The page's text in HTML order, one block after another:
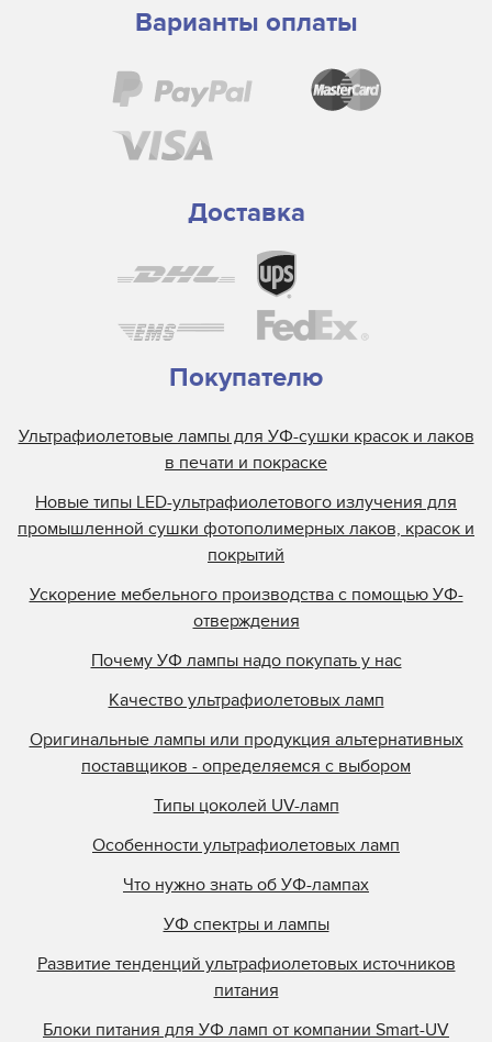
Варианты оплаты
Доставка
Покупателю
Ультрафиолетовые лампы для УФ-сушки красок и лаков
в печати и покраске
Новые типы LED-ультрафиолетового излучения для
промышленной сушки фотополимерных лаков, красок и
покрытий
Ускорение мебельного производства с помощью УФ-
отверждения
Почему УФ лампы надо покупать у нас
Качество ультрафиолетовых ламп
Оригинальные лампы или продукция альтернативных
поставщиков - определяемся с выбором
Типы цоколей UV-ламп
Особенности ультрафиолетовых ламп
Что нужно знать об УФ-лампах
УФ спектры и лампы
Развитие тенденций ультрафиолетовых источников
питания
Блоки питания для УФ ламп от компании Smart-UV